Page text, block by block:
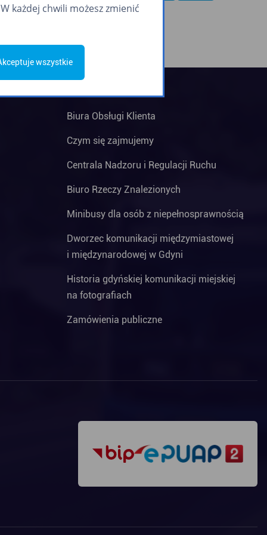
Biura Obsługi Klienta
Czym się zajmujemy
Centrala Nadzoru i Regulacji Ruchu
Biuro Rzeczy Znalezionych
Minibusy dla osób z niepełnosprawnością
Dworzec komunikacji międzymiastowej
i międzynarodowej w Gdyni
Historia gdyńskiej komunikacji miejskiej
na fotografiach
Zamówienia publiczne
każdej chwili możesz zmienić
wszystkie